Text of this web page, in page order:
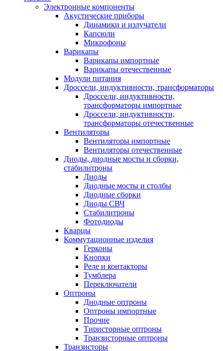
Электронные компоненты
Акустические приборы
Динамики и излучатели
Капсюли
Микрофоны
Варикапы
Варикапы импортные
Варикапы отечественные
Модули питания
Дроссели, индуктивности, трансформаторы
Дроссели, индуктивности,
трансформаторы импортные
Дроссели, индуктивности,
трансформаторы отечественные
Вентиляторы
Вентиляторы импортные
Вентиляторы отечественные
Диоды, диодные мосты и сборки,
стабилитроны
Диоды
Диодные мосты и столбы
Диодные сборки
Диоды СВЧ
Стабилитроны
Фотодиоды
Кварцы
Коммутационные изделия
Герконы
Кнопки
Реле и контакторы
Тумблера
Переключатели
Оптроны
Диодные оптроны
Оптроны импортные
Прочие
Тиристорные оптроны
Транзисторные оптроны
Транзисторы